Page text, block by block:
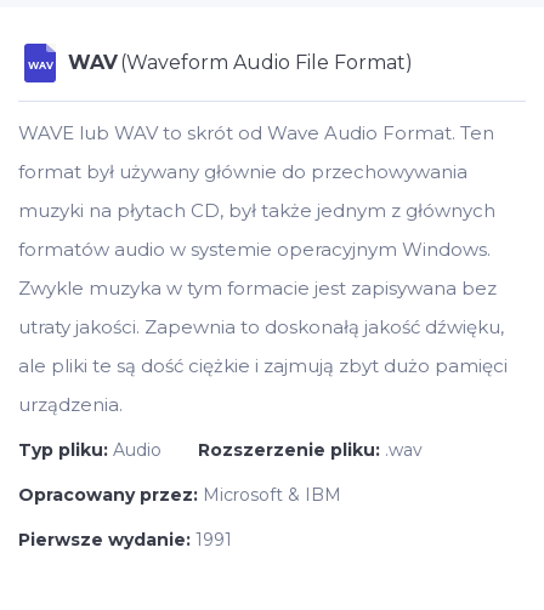
WAV WAV(Waveform Audio File Format)
WAVE lub WAV to skrót od Wave Audio Format. Ten
format był używany głównie do przechowywania
muzyki na płytach CD, był także jednym z głównych
formatów audio w systemie operacyjnym Windows.
Zwykle muzyka w tym formacie jest zapisywana bez
utraty jakości. Zapewnia to doskonałą jakość dźwięku,
ale pliki te są dość ciężkie i zajmują zbyt dużo pamięci
urządzenia.
Typ pliku: Audio Rozszerzenie pliku: .wav
Opracowany przez: Microsoft & IBM
Pierwsze wydanie: 1991